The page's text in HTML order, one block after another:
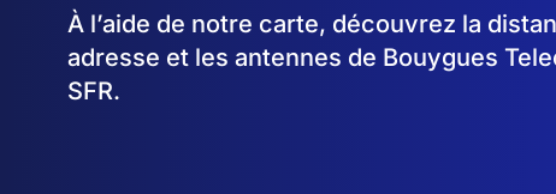
À l’aide de notre carte, découvrez la
adresse et les antennes de Bouygues
SFR.